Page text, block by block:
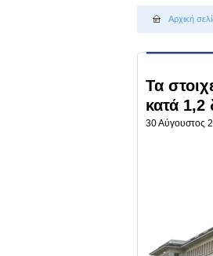
Αρχική
Τα
κατά 1,2
30 Αύγουστος